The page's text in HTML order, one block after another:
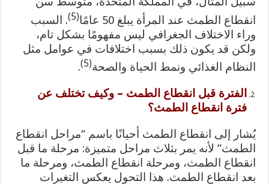
انقطاع الطمث عند المرأة يبلغ 50 عامًا
(5)
. السبب
وراء الاختلاف الجغرافي ليس مفهومًا بشكل تام،
ولكن قد يكون ذلك بسبب اختلافات في عوامل مثل
النظام الغذائي ونمط الحياة والصحة(5)
.
الفترة قبل انقطاع الطمث – وكيف تختلف عن
فترة انقطاع الطمث؟
يُشار إلى انقطاع الطمث أحيانًا باسم “مراحل انقطاع
الطمث” لأنه يمر بثلاث مراحل متميزة: مرحلة ما قبل
انقطاع الطمث، ومرحلة انقطاع الطمث، ومرحلة ما
بعد انقطاع الطمث. هذا التحول يعكس التغيرات